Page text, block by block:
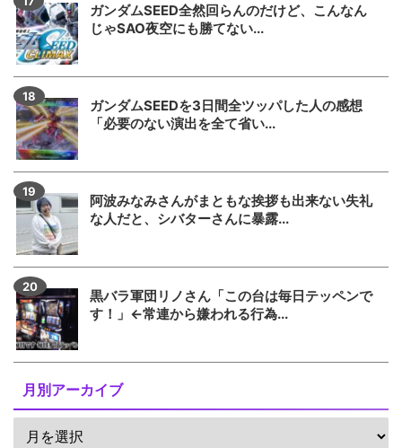
ガンダムSEED全然回らんのだけど、こんなん
じゃSAO夜空にも勝てない...
ガンダムSEEDを3日間全ツッパした人の感想
「必要のない演出を全て省い...
阿波みなみさんがまともな挨拶も出来ない失礼
な人だと、シバターさんに暴露...
黒バラ軍団リノさん「この台は毎日テッペンで
す！」←常連から嫌われる行為...
月別アーカイブ